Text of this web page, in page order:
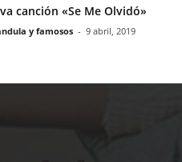
canción «Se Me Olvidó»
y famosos - 9 abril, 2019